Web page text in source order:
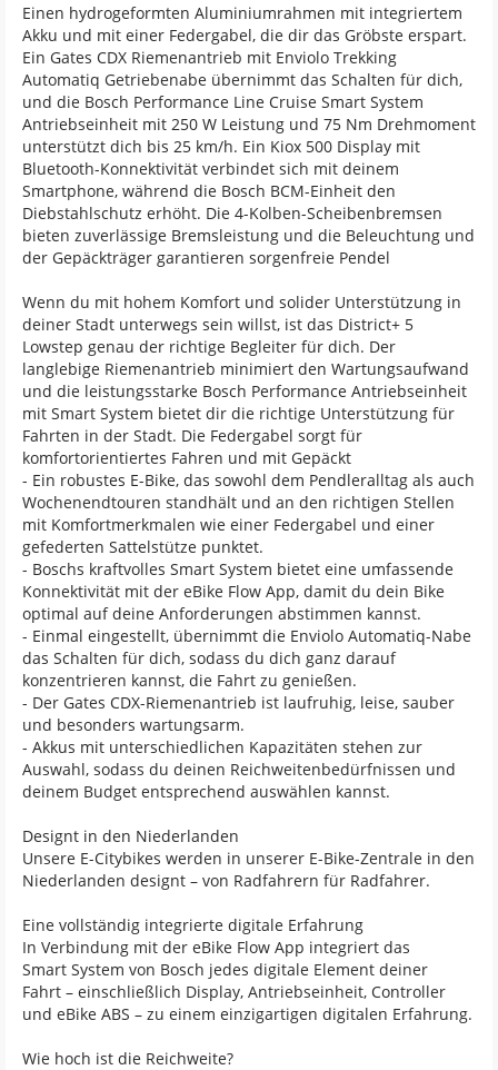
Einen hydrogeformten Aluminiumrahmen mit integriertem
Akku und mit einer Federgabel, die dir das Gröbste erspart.
Ein Gates CDX Riemenantrieb mit Enviolo Trekking
Automatiq Getriebenabe übernimmt das Schalten für dich,
und die Bosch Performance Line Cruise Smart System
Antriebseinheit mit 250 W Leistung und 75 Nm Drehmoment
unterstützt dich bis 25 km/h. Ein Kiox 500 Display mit
Bluetooth-Konnektivität verbindet sich mit deinem
Smartphone, während die Bosch BCM-Einheit den
Diebstahlschutz erhöht. Die 4-Kolben-Scheibenbremsen
bieten zuverlässige Bremsleistung und die Beleuchtung und
der Gepäckträger garantieren sorgenfreie Pendel
Wenn du mit hohem Komfort und solider Unterstützung in
deiner Stadt unterwegs sein willst, ist das District+ 5
Lowstep genau der richtige Begleiter für dich. Der
langlebige Riemenantrieb minimiert den Wartungsaufwand
und die leistungsstarke Bosch Performance Antriebseinheit
mit Smart System bietet dir die richtige Unterstützung für
Fahrten in der Stadt. Die Federgabel sorgt für
komfortorientiertes Fahren und mit Gepäckt
- Ein robustes E-Bike, das sowohl dem Pendleralltag als auch
Wochenendtouren standhält und an den richtigen Stellen
mit Komfortmerkmalen wie einer Federgabel und einer
gefederten Sattelstütze punktet.
- Boschs kraftvolles Smart System bietet eine umfassende
Konnektivität mit der eBike Flow App, damit du dein Bike
optimal auf deine Anforderungen abstimmen kannst.
- Einmal eingestellt, übernimmt die Enviolo Automatiq-Nabe
das Schalten für dich, sodass du dich ganz darauf
konzentrieren kannst, die Fahrt zu genießen.
- Der Gates CDX-Riemenantrieb ist laufruhig, leise, sauber
und besonders wartungsarm.
- Akkus mit unterschiedlichen Kapazitäten stehen zur
Auswahl, sodass du deinen Reichweitenbedürfnissen und
deinem Budget entsprechend auswählen kannst.
Designt in den Niederlanden
Unsere E-Citybikes werden in unserer E-Bike-Zentrale in den
Niederlanden designt – von Radfahrern für Radfahrer.
Eine vollständig integrierte digitale Erfahrung
In Verbindung mit der eBike Flow App integriert das
Smart System von Bosch jedes digitale Element deiner
Fahrt – einschließlich Display, Antriebseinheit, Controller
und eBike ABS – zu einem einzigartigen digitalen Erfahrung.
Wie hoch ist die Reichweite?